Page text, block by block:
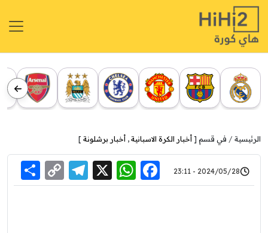
الرئيسية في قسم [ أخبار الكرة الاسبانية , أخبار برشلونة ]
2024/05/28 - 23:11
Facebook
WhatsApp
X
Link